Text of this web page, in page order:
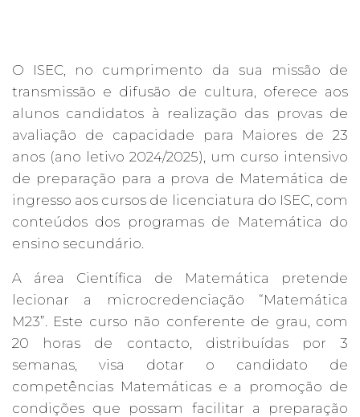
O ISEC, no cumprimento da sua missão de
transmissão e difusão de cultura, oferece aos
alunos candidatos à realização das provas de
avaliação de capacidade para Maiores de 23
anos (ano letivo 2024/2025), um curso intensivo
de preparação para a prova de Matemática de
ingresso aos cursos de licenciatura do ISEC, com
conteúdos dos programas de Matemática do
ensino secundário.
A área Científica de Matemática pretende
lecionar a microcredenciação “Matemática
M23”. Este curso não conferente de grau, com
20 horas de contacto, distribuídas por 3
semanas, visa dotar o candidato de
competências Matemáticas e a promoção de
condições que possam facilitar a preparação